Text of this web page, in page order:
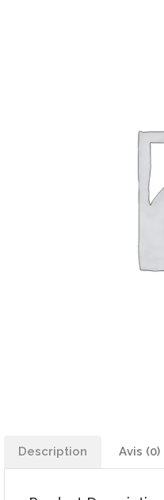
Description Avis (0)